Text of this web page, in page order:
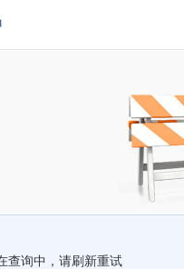
查询中，请刷新重试